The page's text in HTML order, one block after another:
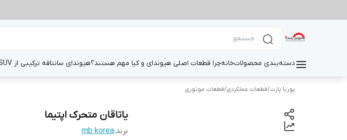
دسته‌بندی محصولاتخانهچرا قطعات اصلی هیوندای و کیا مهم هستند؟هیوندای سانتافه ترکیبی از SUV لوکس و همه کاره
پوریا پارت/قطعات عملکردی/قطعات موتوری
یاتاقان متحرک اپتیما
برند:mb korea